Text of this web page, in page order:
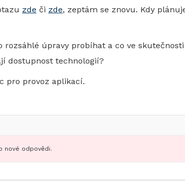
zde či zde, zeptám se znovu. Kdy
úpravy probíhat a co ve
dostupnost technologií?
pro provoz aplikací.
nové odpovědi.